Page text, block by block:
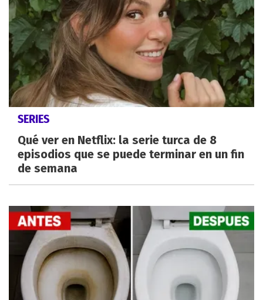
SERIES
Qué ver en Netflix: la serie turca de 8
episodios que se puede terminar en un fin
de semana